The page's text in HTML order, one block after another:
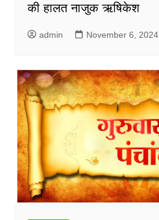
की हालत नाजुक ऋषिकेश
admin November 6, 2024